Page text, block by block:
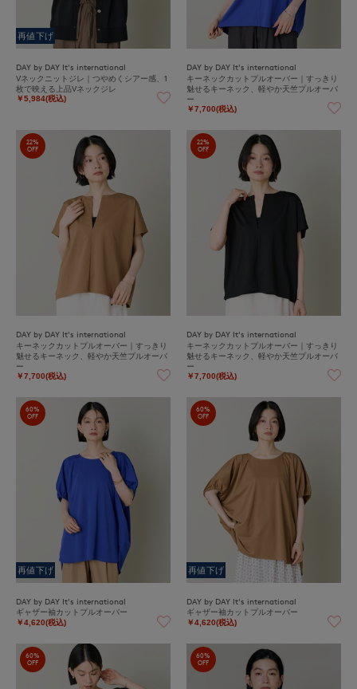
再値下げ
DAY by DAY It's international
Vネックニットジレ｜つやめくシアー感、1
枚で映える上品Vネックジレ
￥5,984(税込)
DAY by DAY It's international
キーネックカットプルオーバー｜すっきり
魅せるキーネック、軽やか天竺プルオーバ
ー
￥7,700(税込)
22%
OFF
DAY by DAY It's international
キーネックカットプルオーバー｜すっきり
魅せるキーネック、軽やか天竺プルオーバ
ー
￥7,700(税込)
22%
OFF
DAY by DAY It's international
キーネックカットプルオーバー｜すっきり
魅せるキーネック、軽やか天竺プルオーバ
ー
￥7,700(税込)
60%
OFF
再値下げ
DAY by DAY It's international
ギャザー袖カットプルオーバー
￥4,620(税込)
60%
OFF
再値下げ
DAY by DAY It's international
ギャザー袖カットプルオーバー
￥4,620(税込)
60%
OFF
60%
OFF